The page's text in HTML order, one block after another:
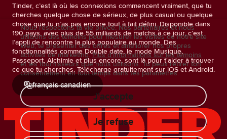
Tinder, c’est là où les connexions commencent vraiment, que tu
cherches quelque chose de sérieux, de plus casual ou quelque
chose que tu n’as pas encore tout à fait défini. Disponible dans
190 pays, avec plus de 55 milliards de matchs à ce jour, c’est
l’appli de rencontre la plus populaire au monde. Des
fonctionnalités comme Double date, le mode Musique,
Passeport, Alchimie et plus encore, sont là pour t'aider à trouver
ce que tu cherches. Télécharge gratuitement sur iOS et Android.
français canadien
Nous respectons ta vie privée. Nos partenaires et nous
utilisons des témoins pour mesurer les visites de notre site
Web, te présenter des offres et améliorer nos propres
activités de marketing. Plus d'informations sur les témoins
et les fournisseurs que nous utilisons. Tu peux retirer ton
consentement en tout temps dans tes paramètres.
J'accepte
Je refuse